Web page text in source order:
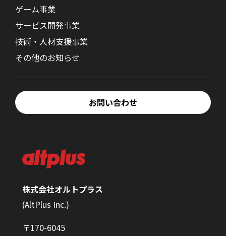
株式会社オルトプラス
(AltPlus Inc.)
〒170-6045
ゲーム事業
サービス開発事業
技術・人材支援事業
その他のお知らせ
お問い合わせ